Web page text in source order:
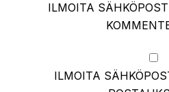
ILMOITA
ILMOITA